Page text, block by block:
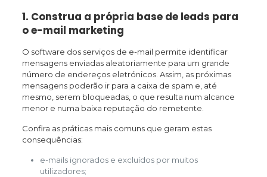
1. Construa a própria base de leads para
o e-mail marketing
O software dos serviços de e-mail permite identificar
mensagens enviadas aleatoriamente para um grande
número de endereços eletrónicos. Assim, as próximas
mensagens poderão ir para a caixa de spam e, até
mesmo, serem bloqueadas, o que resulta num alcance
menor e numa baixa reputação do remetente.
Confira as práticas mais comuns que geram estas
consequências:
e-mails ignorados e excluídos por muitos
utilizadores;